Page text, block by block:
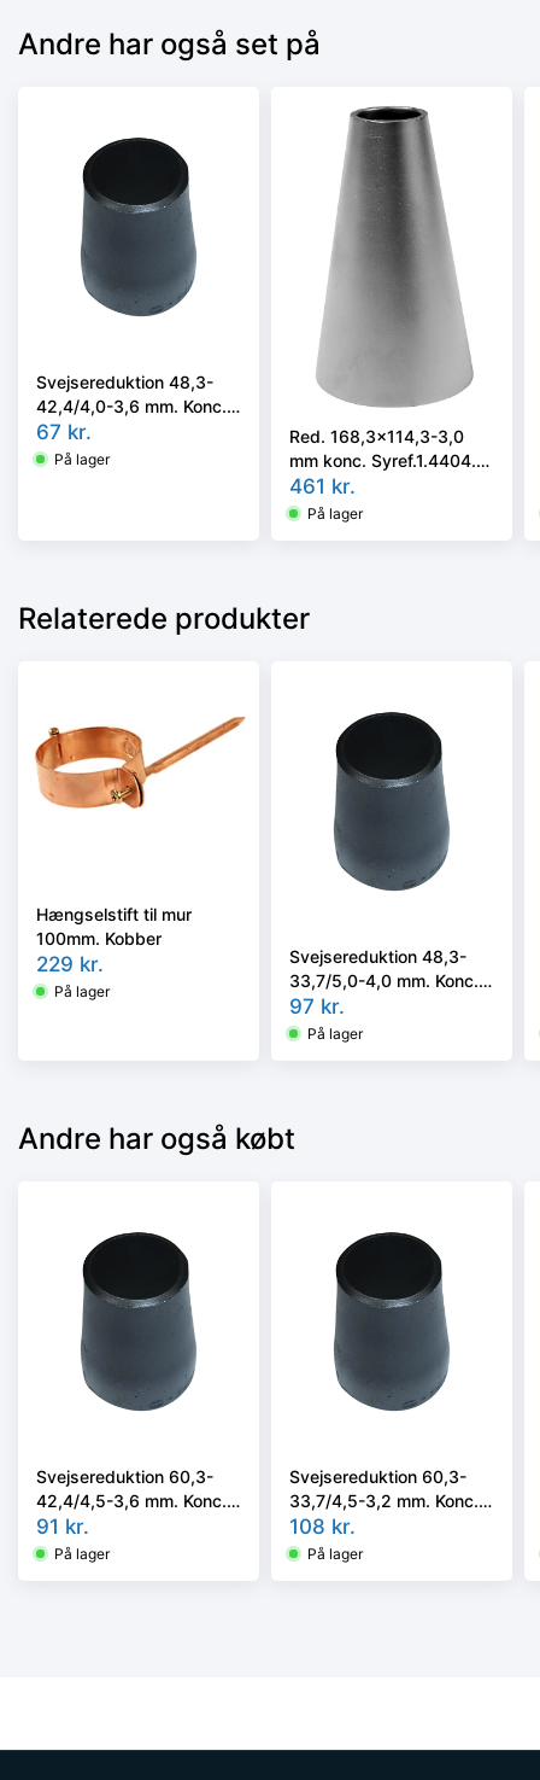
Andre har også set på
Svejsereduktion 48,3-
42,4/4,0-3,6 mm. Konc.
Kval. P235GH, EN 10253-
2 type B
67 kr.
På lager
Red. 168,3x114,3-3,0
mm konc. Syref.1.4404.
ISO 5251/EN10253-3 el.
4 i vort valg
461 kr.
På lager
Relaterede produkter
Hængselstift til mur
100mm. Kobber
229 kr.
På lager
Svejsereduktion 48,3-
33,7/5,0-4,0 mm. Konc.
Kval. P235GH, EN 10253-
2 type B
97 kr.
På lager
Andre har også købt
Svejsereduktion 60,3-
42,4/4,5-3,6 mm. Konc.
Kval. P235GH, EN 10253-
2 type B
91 kr.
På lager
Svejsereduktion 60,3-
33,7/4,5-3,2 mm. Konc.
Kval. P235GH, EN 10253-
2 type B
108 kr.
På lager